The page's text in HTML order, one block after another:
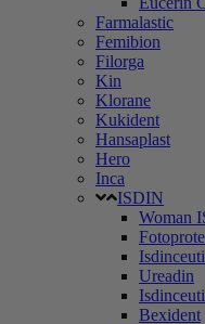
Farmalastic
Femibion
Filorga
Kin
Klorane
Kukident
Hansaplast
Hero
Inca
ISDIN
Woman
Ureadin
Bexident